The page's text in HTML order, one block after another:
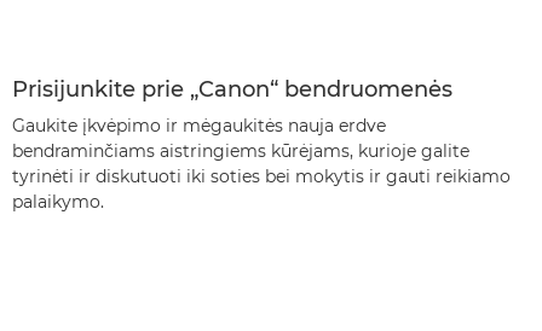
Prisijunkite prie „Canon“ bendruomenės
Gaukite įkvėpimo ir mėgaukitės nauja erdve
bendraminčiams aistringiems kūrėjams, kurioje galite
tyrinėti ir diskutuoti iki soties bei mokytis ir gauti reikiamo
palaikymo.